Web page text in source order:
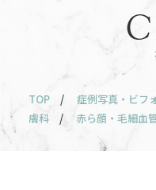
TOP / 症例写真・ビフ
膚科
/ 赤ら顔・毛細血